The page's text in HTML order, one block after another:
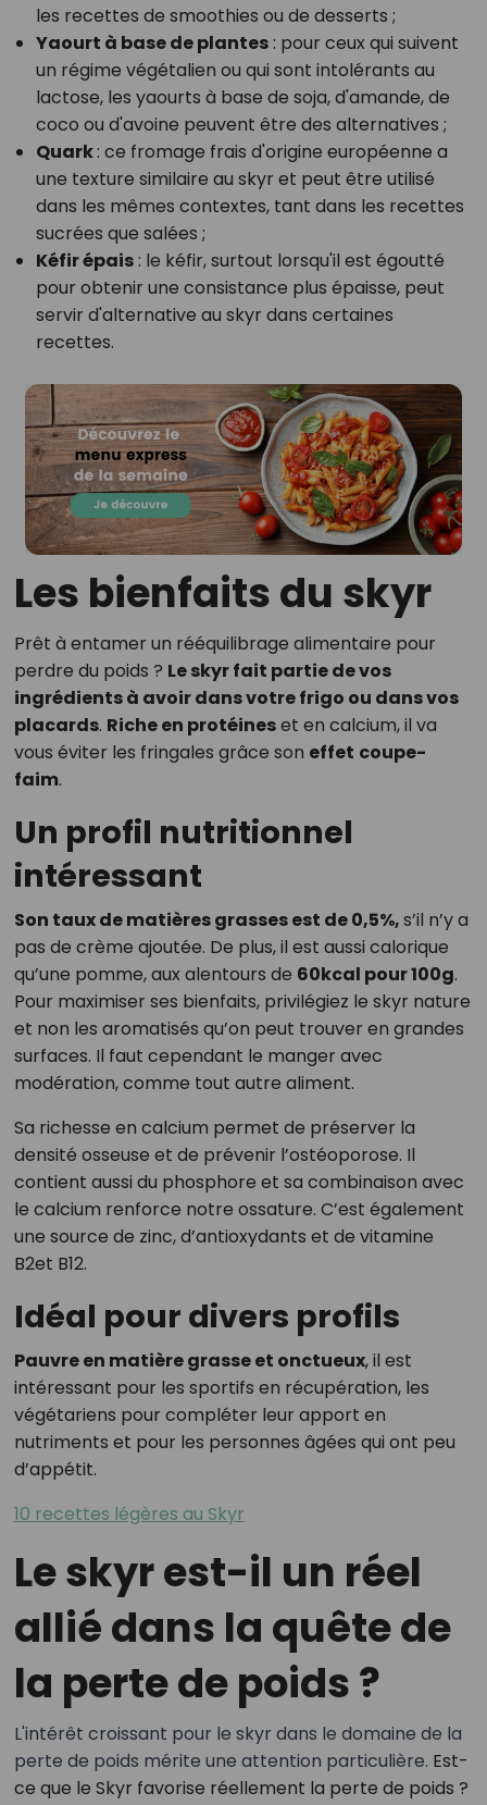
les recettes de smoothies ou de desserts ;
Yaourt à base de plantes: pour ceux qui suivent
un régime végétalien ou qui sont intolérants au
lactose, les yaourts à base de soja, d'amande, de
coco ou d'avoine peuvent être des alternatives ;
Quark: ce fromage frais d'origine européenne a
une texture similaire au skyr et peut être utilisé
dans les mêmes contextes, tant dans les recettes
sucrées que salées ;
Kéfir épais: le kéfir, surtout lorsqu'il est égoutté
pour obtenir une consistance plus épaisse, peut
servir d'alternative au skyr dans certaines
recettes.
Les bienfaits du skyr
Prêt à entamer un rééquilibrage alimentaire pour
perdre du poids ? Le skyr fait partie de vos
ingrédients à avoir dans votre frigo ou dans vos
placards. Riche en protéineset en calcium, il va
vous éviter les fringales grâce son effet coupe-
faim.
Un profil nutritionnel
intéressant
Son taux de matières grasses est de 0,5%,s’il n’y a
pas de crème ajoutée. De plus, il est aussi calorique
qu’une pomme, aux alentours de 60kcal pour 100g.
Pour maximiser ses bienfaits, privilégiez le skyr nature
et non les aromatisés qu’on peut trouver en grandes
surfaces. Il faut cependant le manger avec
modération, comme tout autre aliment.
Sa richesse en calcium permet de préserver la
densité osseuse et de prévenir l’ostéoporose. Il
contient aussi du phosphore et sa combinaison avec
le calcium renforce notre ossature. C’est également
une source de zinc, d’antioxydants et de vitamine
B2et B12.
Idéal pour divers profils
Pauvre en matière grasse et onctueux, il est
intéressant pour les sportifs en récupération, les
végétariens pour compléter leur apport en
nutriments et pour les personnes âgées qui ont peu
d’appétit.
10 recettes légères au Skyr
Le skyr est-il un réel
allié dans la quête de
la perte de poids ?
L'intérêt croissant pour le skyr dans le domaine de la
perte de poids mérite une attention particulière. Est-
ce que le Skyr favorise réellement la perte de poids ?